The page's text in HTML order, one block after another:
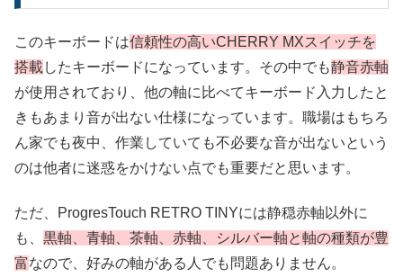
このキーボードは信頼性の高いCHERRY MXスイッチを
搭載 したキーボードになっています。その中でも静音赤軸
が使用されており、他の軸に比べてキーボード入力したと
きもあまり音が出ない仕様になっています。職場はもちろ
ん家でも夜中、作業していても不必要な音が出ないという
のは他者に迷惑をかけない点でも重要だと思います。
ただ、ProgresTouch RETRO TINYには静穏赤軸以外に
も、 黒軸、青軸、茶軸、赤軸、シルバー軸と軸の種類が豊
富なので、好みの軸がある人でも問題ありません。